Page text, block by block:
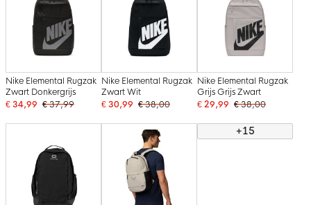
Nike Elemental Rugzak
Zwart Donkergrijs
€ 34,99 € 37,99
Nike Elemental Rugzak
Zwart Wit
€ 30,99 € 38,00
Nike Elemental Rugzak
Grijs Grijs Zwart
€ 29,99 € 38,00
+15